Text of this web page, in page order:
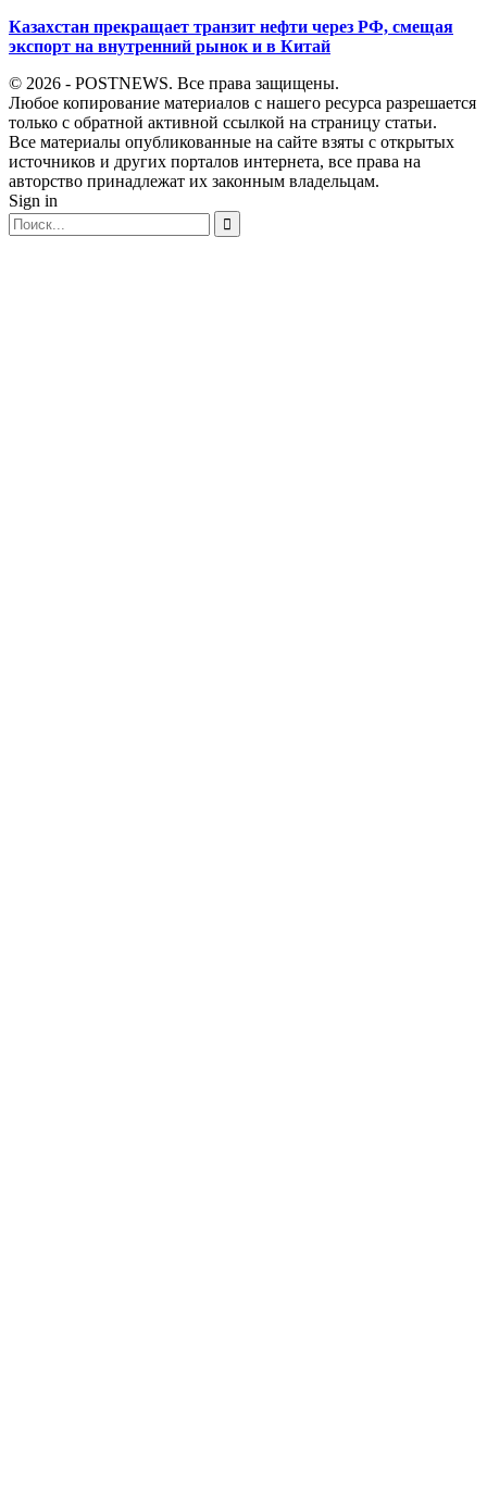
Казахстан прекращает транзит нефти через РФ, смещая
экспорт на внутренний рынок и в Китай
© 2026 - POSTNEWS. Все права защищены.
Любое копирование материалов с нашего ресурса разрешается
только с обратной активной ссылкой на страницу статьи.
Все материалы опубликованные на сайте взяты с открытых
источников и других порталов интернета, все права на
авторство принадлежат их законным владельцам.
Sign in